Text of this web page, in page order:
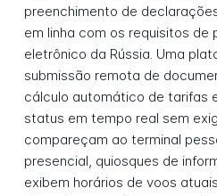
preenchimento de
em linha com os requisitos de
eletrônico da Rússia. Uma
submissão remota de
cálculo automático de tarifas
status em tempo real sem
compareçam ao terminal
presencial, quiosques de
exibem horários de voos